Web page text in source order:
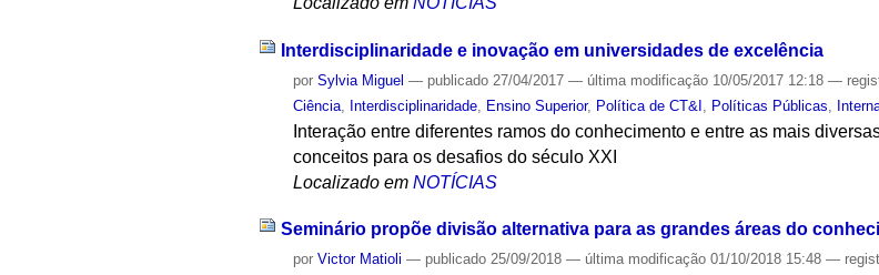
Interdisciplinaridade e inovação em universidades de excelência
porSylvia Miguel — publicado 27/04/2017— última modificação 10/05/2017 12:18—
Ciência Interdisciplinaridade Ensino Superior, Política de CT&I Políticas Públicas
Interação entre diferentes ramos do conhecimento e entre as mais
conceitos para os desafios do século XXI
Localizado em NOTÍCIAS
Seminário propõe divisão alternativa para as grandes áreas do
porVictor Matioli — publicado 25/09/2018— última modificação 01/10/2018 15:48—